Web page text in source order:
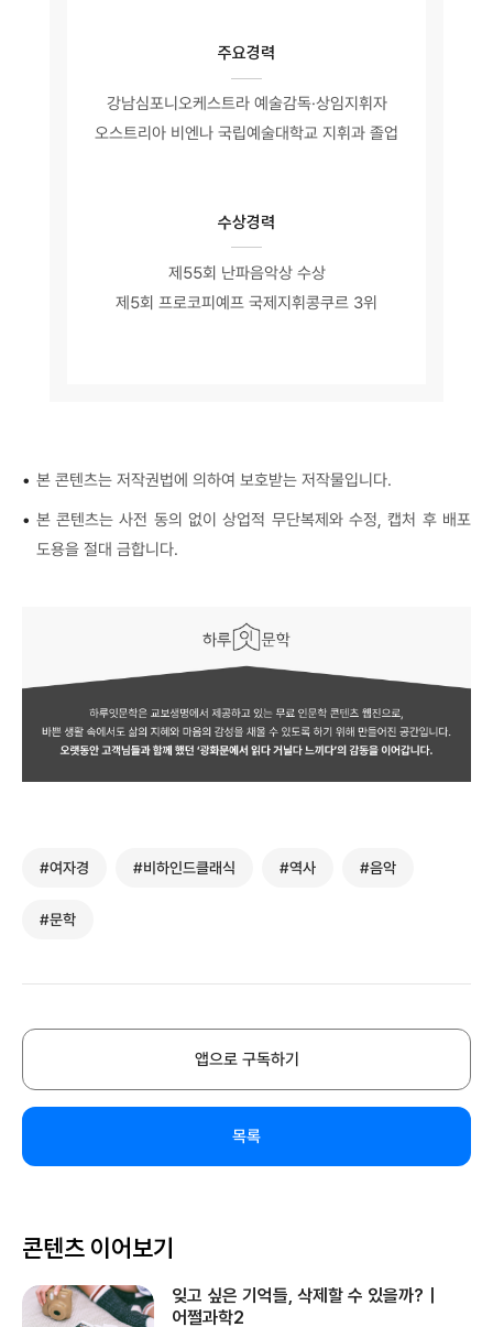
주요경력
강남심포니오케스트라 예술감독·상임지휘자
오스트리아 비엔나 국립예술대학교 지휘과 졸업
수상경력
제55회 난파음악상 수상
제5회 프로코피예프 국제지휘콩쿠르 3위
• 본 콘텐츠는 저작권법에 의하여 보호받는 저작물입니다.
• 본 콘텐츠는 사전 동의 없이 상업적 무단복제와 수정, 캡처 후 배포
도용을 절대 금합니다.
#여자경 #비하인드클래식 #역사 #음악
#문학
앱으로 구독하기
목록
콘텐츠 이어보기
잊고 싶은 기억들, 삭제할 수 있을까?｜
어쩔과학2